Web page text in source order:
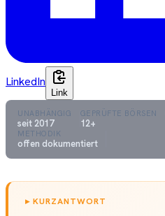
LinkedIn
Link
UNABHÄNGIG
seit 2017
GEPRÜFTE BÖRSEN
12+
METHODIK
offen dokumentiert
▸KURZANTWORT